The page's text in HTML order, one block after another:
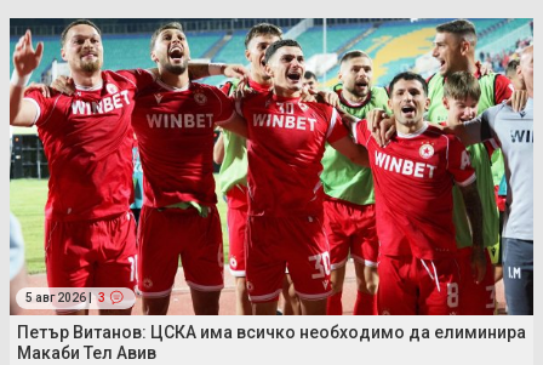
5 авг 2026 | 3
Петър Витанов: ЦСКА има всичко необходимо да елиминира
Макаби Тел Авив